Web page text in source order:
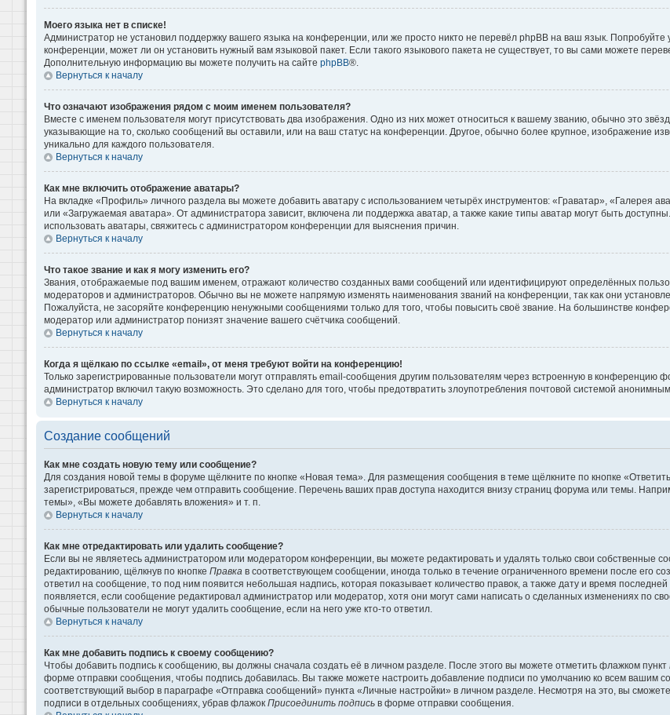
Моего языка нет в списке!
Администратор не установил поддержку вашего языка на конференции, или же просто никто не перевёл phpBB на ваш язык. Попробуйте
конференции, может ли он установить нужный вам языковой пакет. Если такого языкового пакета не существует, то вы сами можете
Дополнительную информацию вы можете получить на сайте phpBB®.
Вернуться к началу
Что означают изображения рядом с моим именем пользователя?
Вместе с именем пользователя могут присутствовать два изображения. Одно из них может относиться к вашему званию, обычно это
указывающие на то, сколько сообщений вы оставили, или на ваш статус на конференции. Другое, обычно более крупное, изображение
уникально для каждого пользователя.
Вернуться к началу
Как мне включить отображение аватары?
На вкладке «Профиль» личного раздела вы можете добавить аватару с использованием четырёх инструментов: «Граватар», «Галерея
или «Загружаемая аватара». От администратора зависит, включена ли поддержка аватар, а также какие типы аватар могут быть
использовать аватары, свяжитесь с администратором конференции для выяснения причин.
Вернуться к началу
Что такое звание и как я могу изменить его?
Звания, отображаемые под вашим именем, отражают количество созданных вами сообщений или идентифицируют определённых
модераторов и администраторов. Обычно вы не можете напрямую изменять наименования званий на конференции, так как они
Пожалуйста, не засоряйте конференцию ненужными сообщениями только для того, чтобы повысить своё звание. На большинстве
модератор или администратор понизят значение вашего счётчика сообщений.
Вернуться к началу
Когда я щёлкаю по ссылке «email», от меня требуют войти на конференцию!
Только зарегистрированные пользователи могут отправлять email-сообщения другим пользователям через встроенную в конференцию
администратор включил такую возможность. Это сделано для того, чтобы предотвратить злоупотребления почтовой системой
Вернуться к началу
Создание сообщений
Как мне создать новую тему или сообщение?
Для создания новой темы в форуме щёлкните по кнопке «Новая тема». Для размещения сообщения в теме щёлкните по кнопке
зарегистрироваться, прежде чем отправить сообщение. Перечень ваших прав доступа находится внизу страниц форума или темы.
темы», «Вы можете добавлять вложения» и т. п.
Вернуться к началу
Как мне отредактировать или удалить сообщение?
Если вы не являетесь администратором или модератором конференции, вы можете редактировать и удалять только свои собственные
редактированию, щёлкнув по кнопке Правка в соответствующем сообщении, иногда только в течение ограниченного времени после его
ответил на сообщение, то под ним появится небольшая надпись, которая показывает количество правок, а также дату и время
появляется, если сообщение редактировал администратор или модератор, хотя они могут сами написать о сделанных изменениях по
обычные пользователи не могут удалить сообщение, если на него уже кто-то ответил.
Вернуться к началу
Как мне добавить подпись к своему сообщению?
Чтобы добавить подпись к сообщению, вы должны сначала создать её в личном разделе. После этого вы можете отметить флажком пункт
форме отправки сообщения, чтобы подпись добавилась. Вы также можете настроить добавление подписи по умолчанию ко всем вашим
соответствующий выбор в параграфе «Отправка сообщений» пункта «Личные настройки» в личном разделе. Несмотря на это, вы
подписи в отдельных сообщениях, убрав флажок Присоединить подпись в форме отправки сообщения.